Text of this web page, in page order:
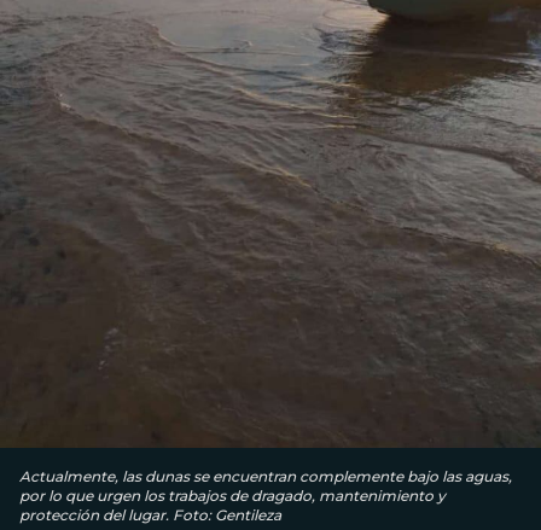
Actualmente, las dunas se encuentran complemente bajo las aguas,
por lo que urgen los trabajos de dragado, mantenimiento y
protección del lugar. Foto: Gentileza